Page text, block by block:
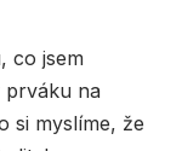
co jsem
prváku na
si myslíme, že